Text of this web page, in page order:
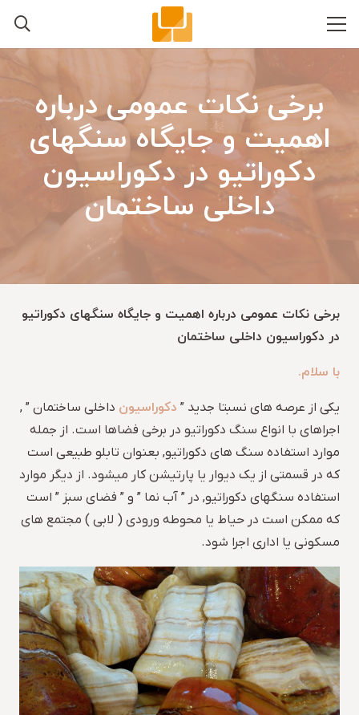
برخی نکات عمومی درباره
اهمیت و جایگاه سنگهای
دکوراتیو در دکوراسیون
داخلی ساختمان
برخی نکات عمومی درباره اهمیت و جایگاه سنگهای دکوراتیو
در دکوراسیون داخلی ساختمان
با سلام.
یکی از عرصه های نسبتا جدید ” دکوراسیون داخلی ساختمان ” ,
اجراهای با انواع سنگ دکوراتیو در برخی فضاها است. از جمله
موارد استفاده سنگ های دکوراتیو, بعنوان تابلو طبیعی است
که در قسمتی از یک دیوار یا پارتیشن کار میشود. از دیگر موارد
استفاده سنگهای دکوراتیو, در ” آب نما ” و ” فضای سبز ” است
که ممکن است در حیاط یا محوطه ورودی ( لابی ) مجتمع های
مسکونی یا اداری اجرا شود.